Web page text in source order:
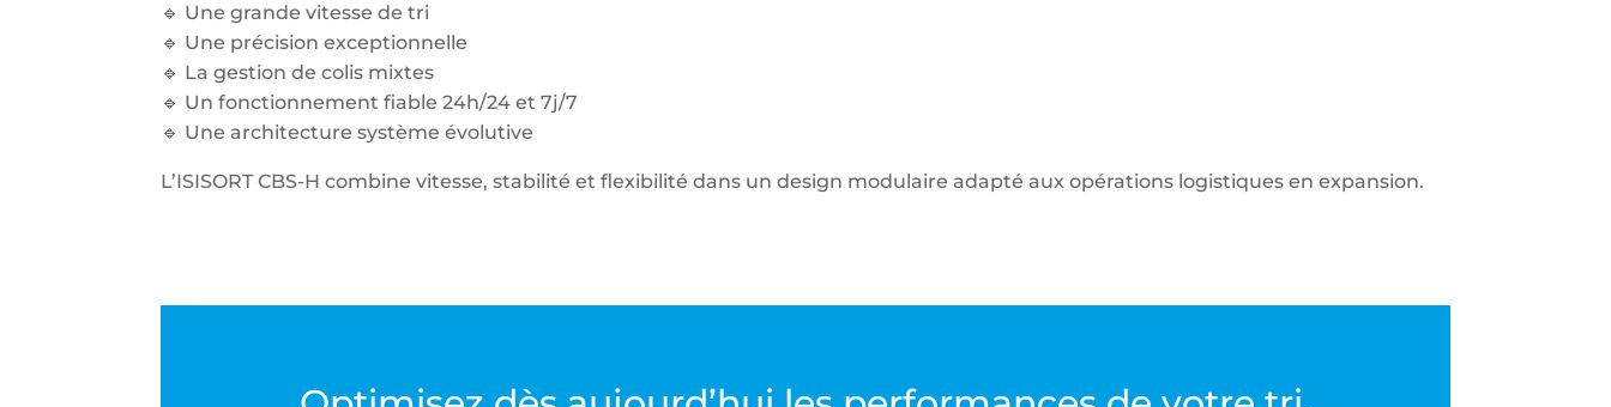
🔹 Une grande vitesse de tri
🔹 Une précision exceptionnelle
🔹 La gestion de colis mixtes
🔹 Un fonctionnement fiable 24h/24 et 7j/7
🔹 Une architecture système évolutive
L’ISISORT CBS-H combine vitesse, stabilité et flexibilité dans un design modulaire adapté aux opérations logistiques en expansion.